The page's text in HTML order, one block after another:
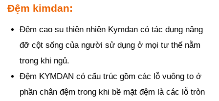
Đệm kimdan:
Đệm cao su thiên nhiên Kymdan có tác dụng nâng
đỡ cột sống của người sử dụng ở mọi tư thế nằm
trong khi ngủ.
Đệm KYMDAN có cấu trúc gồm các lỗ vuông to ở
phần chân đệm trong khi bề mặt đệm là các lỗ tròn